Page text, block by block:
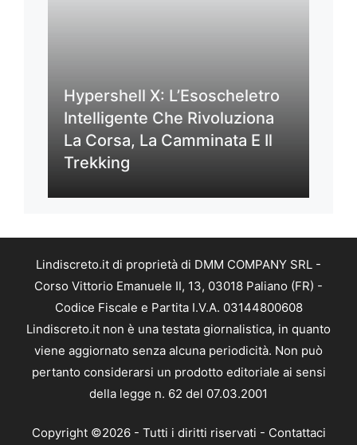
Hypershell X: L’Esoscheletro
Intelligente Che Rivoluziona
La Corsa, La Camminata E Il
Trekking
Lindiscreto.it di proprietà di DMM COMPANY SRL -
Corso Vittorio Emanuele II, 13, 03018 Paliano (FR) -
Codice Fiscale e Partita I.V.A. 03144800608
Lindiscreto.it non è una testata giornalistica, in quanto
viene aggiornato senza alcuna periodicità. Non può
pertanto considerarsi un prodotto editoriale ai sensi
della legge n. 62 del 07.03.2001
Copyright ©2026 - Tutti i diritti riservati - Contattaci